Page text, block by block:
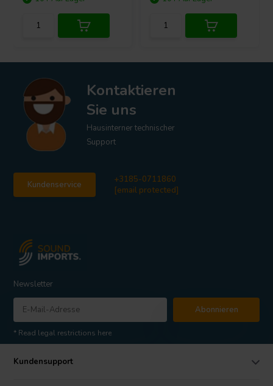
Kontaktieren
Sie uns
Hausinterner technischer
Support
Kundenservice
+3185-0711860
[email protected]
Newsletter
Abonnieren
* Read legal restrictions here
Kundensupport